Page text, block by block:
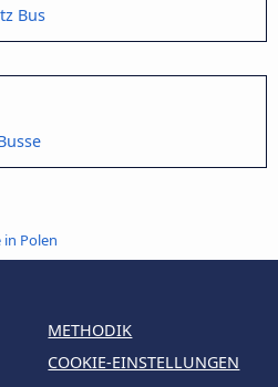
Bus
in Polen
METHODIK
COOKIE-EINSTELLUNGEN